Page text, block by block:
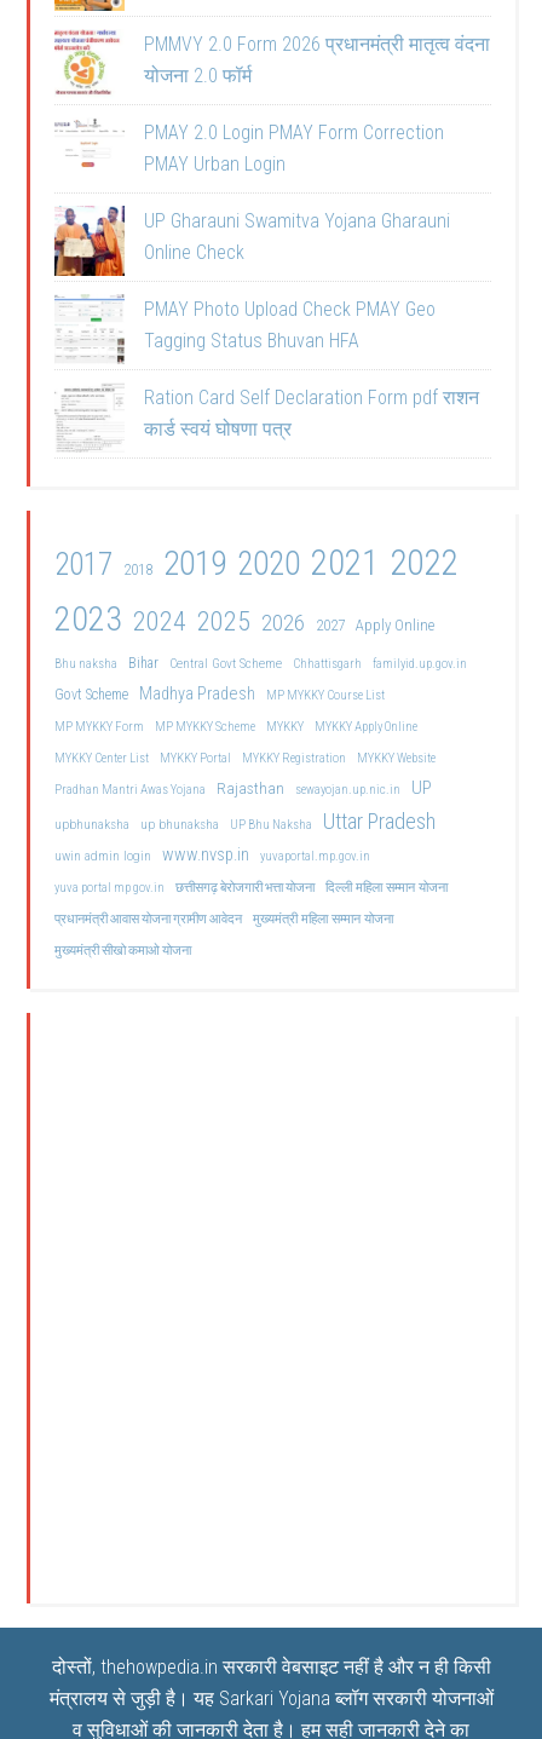
PMMVY 2.0 Form 2026 प्रधानमंत्री मातृत्व वंदना
योजना 2.0 फॉर्म
PMAY 2.0 Login PMAY Form Correction
PMAY Urban Login
UP Gharauni Swamitva Yojana Gharauni
Online Check
PMAY Photo Upload Check PMAY Geo
Tagging Status Bhuvan HFA
Ration Card Self Declaration Form pdf राशन
कार्ड स्वयं घोषणा पत्र
2017 2018 2019 2020 2021 2022
2023 2024 2025 2026 2027 Apply Online
Bhu naksha Bihar Central Govt Scheme Chhattisgarh familyid.up.gov.in
Govt Scheme Madhya Pradesh
MP MYKKY Course List
MP MYKKY Form
MP MYKKY Scheme MYKKY
MYKKY Apply Online
MYKKY Center List
MYKKY Portal MYKKY Registration
MYKKY Website
Pradhan Mantri Awas Yojana
Rajasthan sewayojan.up.nic.in UP
upbhunaksha up bhunaksha UP Bhu Naksha Uttar Pradesh
uwin admin login www.nvsp.in
yuvaportal.mp.gov.in
yuva portal mp gov.in
छत्तीसगढ़ बेरोजगारी भत्ता योजना दिल्ली महिला सम्मान योजना
प्रधानमंत्री आवास योजना ग्रामीण आवेदन मुख्यमंत्री महिला सम्मान योजना
मुख्यमंत्री सीखो कमाओ योजना
दोस्तों, thehowpedia.in सरकारी वेबसाइट नहीं है और न ही किसी
मंत्रालय से जुड़ी है। यह Sarkari Yojana ब्लॉग सरकारी योजनाओं
व सुविधाओं की जानकारी देता है। हम सही जानकारी देने का